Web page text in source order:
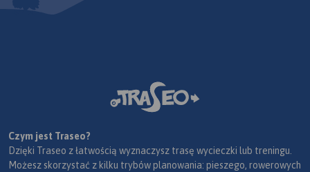
Czym jest Traseo?
Dzięki Traseo z łatwością wyznaczysz trasę wycieczki lub treningu.
Możesz skorzystać z kilku trybów planowania: pieszego, rowerowych